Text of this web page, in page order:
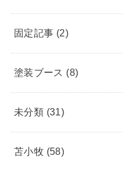
固定記事 (2)
塗装ブース (8)
未分類 (31)
苫小牧 (58)